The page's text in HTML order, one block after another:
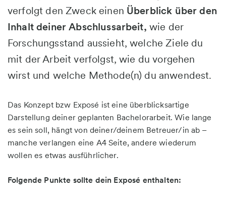
verfolgt den Zweck einen Überblick über den
Inhalt deiner Abschlussarbeit, wie der
Forschungsstand aussieht, welche Ziele du
mit der Arbeit verfolgst, wie du vorgehen
wirst und welche Methode(n) du anwendest.
Das Konzept bzw Exposé ist eine überblicksartige
Darstellung deiner geplanten Bachelorarbeit. Wie lange
es sein soll, hängt von deiner/deinem Betreuer/in ab –
manche verlangen eine A4 Seite, andere wiederum
wollen es etwas ausführlicher.
Folgende Punkte sollte dein Exposé enthalten: